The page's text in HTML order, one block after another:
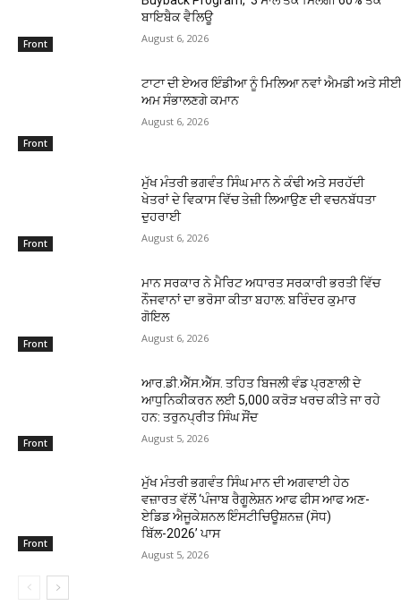
Front
ਬਾਇਬੈਕ ਵੈਲਿਊ
August 6, 2026
Front
ਟਾਟਾ ਦੀ ਏਅਰ ਇੰਡੀਆ ਨੂੰ ਮਿਲਿਆ ਨਵਾਂ ਐਮਡੀ ਅਤੇ
ਅਮ ਸੰਭਾਲਣਗੇ ਕਮਾਨ
August 6, 2026
Front
ਮੁੱਖ ਮੰਤਰੀ ਭਗਵੰਤ ਸਿੰਘ ਮਾਨ ਨੇ ਕੰਢੀ ਅਤੇ ਸਰਹੱਦੀ
ਖੇਤਰਾਂ ਦੇ ਵਿਕਾਸ ਵਿੱਚ ਤੇਜ਼ੀ ਲਿਆਉਣ ਦੀ ਵਚਨਬੱਧਤਾ
ਦੁਹਰਾਈ
August 6, 2026
Front
ਮਾਨ ਸਰਕਾਰ ਨੇ ਮੈਰਿਟ ਅਧਾਰਤ ਸਰਕਾਰੀ ਭਰਤੀ ਵਿੱਚ
ਨੌਜਵਾਨਾਂ ਦਾ ਭਰੋਸਾ ਕੀਤਾ ਬਹਾਲ: ਬਰਿੰਦਰ ਕੁਮਾਰ
ਗੋਇਲ
August 6, 2026
Front
ਆਰ.ਡੀ.ਐੱਸ.ਐੱਸ. ਤਹਿਤ ਬਿਜਲੀ ਵੰਡ ਪ੍ਰਣਾਲੀ ਦੇ
ਆਧੁਨਿਕੀਕਰਨ ਲਈ 5,000 ਕਰੋੜ ਖਰਚ ਕੀਤੇ ਜਾ ਰਹੇ
ਹਨ: ਤਰੁਨਪ੍ਰੀਤ ਸਿੰਘ ਸੌਂਦ
August 5, 2026
Front
ਮੁੱਖ ਮੰਤਰੀ ਭਗਵੰਤ ਸਿੰਘ ਮਾਨ ਦੀ ਅਗਵਾਈ ਹੇਠ
ਵਜ਼ਾਰਤ ਵੱਲੋਂ ‘ਪੰਜਾਬ ਰੈਗੂਲੇਸ਼ਨ ਆਫ ਫੀਸ ਆਫ ਅਣ-
ਏਡਿਡ ਐਜੂਕੇਸ਼ਨਲ ਇੰਸਟੀਚਿਊਸ਼ਨਜ਼ (ਸੋਧ)
ਬਿੱਲ-2026’ ਪਾਸ
August 5, 2026